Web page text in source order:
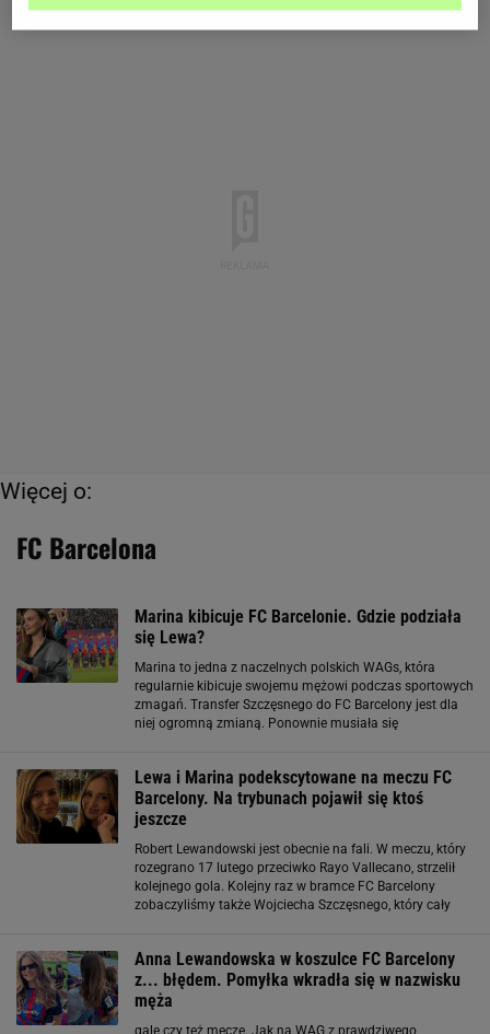
Więcej o:
FC Barcelona
Marina kibicuje FC Barcelonie. Gdzie podziała
się Lewa?
Marina to jedna z naczelnych polskich WAGs, która
regularnie kibicuje swojemu mężowi podczas sportowych
zmagań. Transfer Szczęsnego do FC Barcelony jest dla
niej ogromną zmianą. Ponownie musiała się
Lewa i Marina podekscytowane na meczu FC
Barcelony. Na trybunach pojawił się ktoś
jeszcze
Robert Lewandowski jest obecnie na fali. W meczu, który
rozegrano 17 lutego przeciwko Rayo Vallecano, strzelił
kolejnego gola. Kolejny raz w bramce FC Barcelony
zobaczyliśmy także Wojciecha Szczęsnego, który cały
Anna Lewandowska w koszulce FC Barcelony
z... błędem. Pomyłka wkradła się w nazwisku
męża
gale czy też mecze. Jak na WAG z prawdziwego